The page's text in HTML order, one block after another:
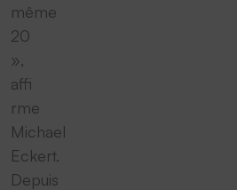
même
20
»,
affi
rme
Michael
Eckert.
Depuis